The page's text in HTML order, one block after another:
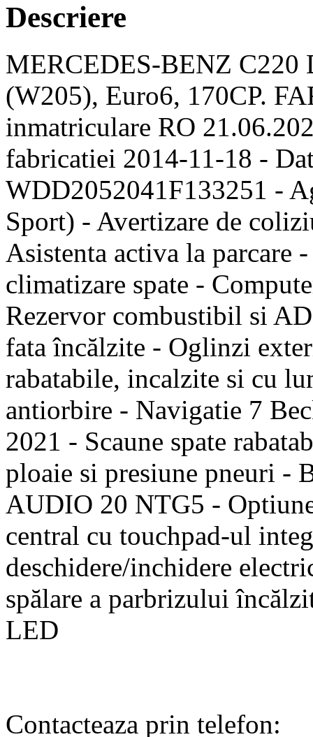
Descriere
MERCEDES-BENZ C220
(W205), Euro6, 170CP.
inmatriculare RO
fabricatiei 2014-11-18 -
WDD2052041F133251 -
Sport) - Avertizare de
Asistenta activa la parcare
climatizare spate -
Rezervor combustibil si
fata încălzite - Oglinzi
rabatabile, incalzite si cu
antiorbire - Navigatie 7
2021 - Scaune spate
ploaie si presiune pneuri -
AUDIO 20 NTG5 -
central cu touchpad-ul
deschidere/inchidere
spălare a parbrizului
LED
Contacteaza prin telefon: